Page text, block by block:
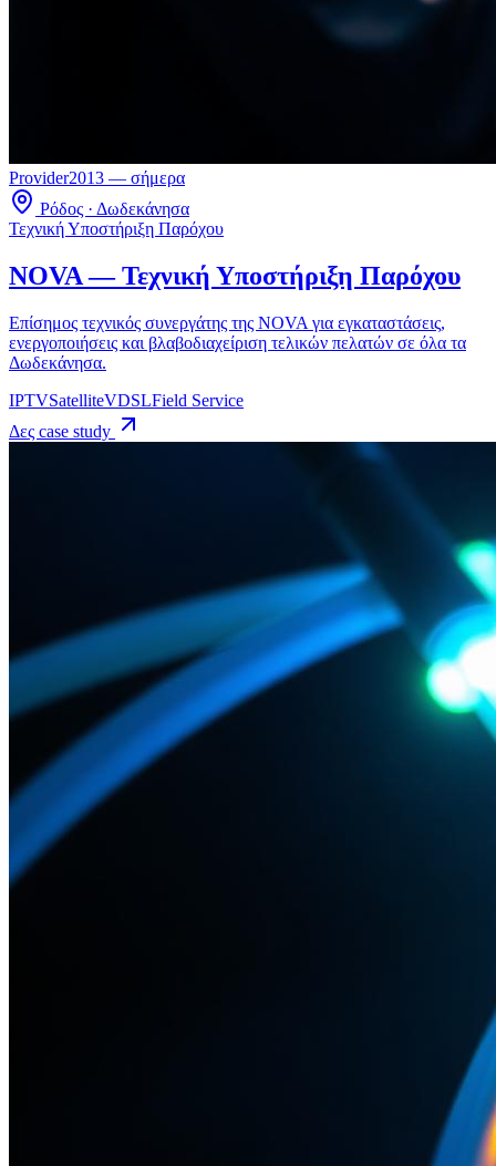
Provider2013 — σήμερα
Ρόδος · Δωδεκάνησα
Τεχνική Υποστήριξη Παρόχου
NOVA — Τεχνική Υποστήριξη Παρόχου
Επίσημος τεχνικός συνεργάτης της NOVA για εγκαταστάσεις,
ενεργοποιήσεις και βλαβοδιαχείριση τελικών πελατών σε όλα τα
Δωδεκάνησα.
IPTVSatelliteVDSLField Service
Δες case study